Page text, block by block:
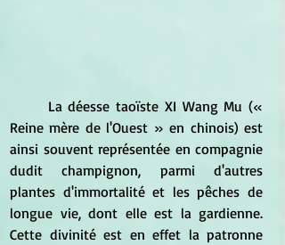
Reine mère de l'Ouest » en chinois) est
ainsi souvent représentée en compagnie
dudit champignon, parmi d'autres
plantes d'immortalité et les pêches de
longue vie, dont elle est la gardienne.
Cette divinité est en effet la patronne